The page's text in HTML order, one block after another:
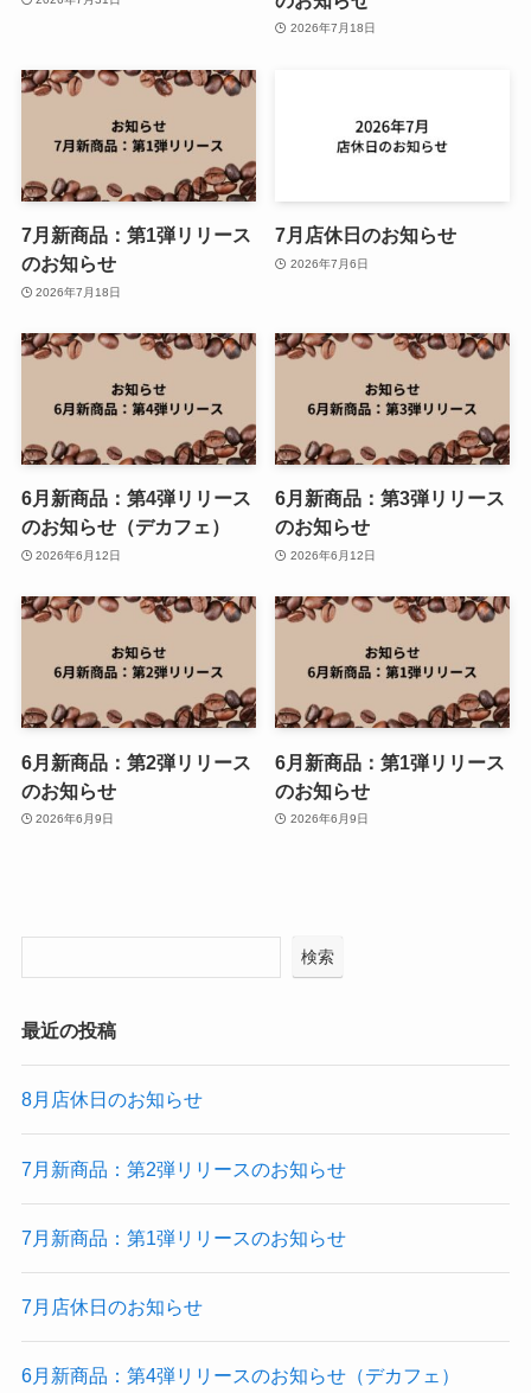
2026年7月18日
7月新商品：第1弾リリース
のお知らせ
2026年7月18日
7月店休日のお知らせ
2026年7月6日
6月新商品：第4弾リリース
のお知らせ（デカフェ）
2026年6月12日
6月新商品：第3弾リリース
のお知らせ
2026年6月12日
6月新商品：第2弾リリース
のお知らせ
2026年6月9日
6月新商品：第1弾リリース
のお知らせ
2026年6月9日
検索
最近の投稿
8月店休日のお知らせ
7月新商品：第2弾リリースのお知らせ
7月新商品：第1弾リリースのお知らせ
7月店休日のお知らせ
6月新商品：第4弾リリースのお知らせ（デカフェ）